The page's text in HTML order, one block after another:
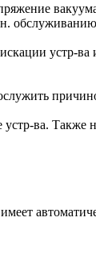
обслуживанию
устр-ва
ва. Также